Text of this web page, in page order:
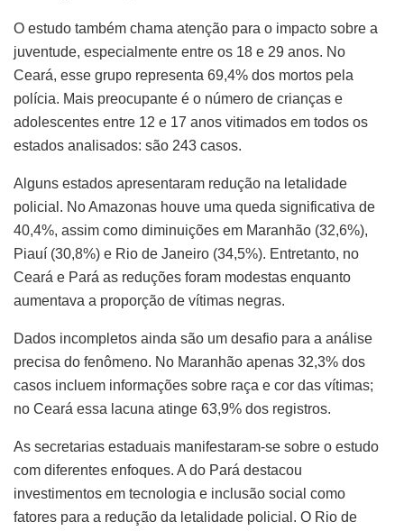
O estudo também chama atenção para o impacto sobre a
juventude, especialmente entre os 18 e 29 anos. No
Ceará, esse grupo representa 69,4% dos mortos pela
polícia. Mais preocupante é o número de crianças e
adolescentes entre 12 e 17 anos vitimados em todos os
estados analisados: são 243 casos.
Alguns estados apresentaram redução na letalidade
policial. No Amazonas houve uma queda significativa de
40,4%, assim como diminuições em Maranhão (32,6%),
Piauí (30,8%) e Rio de Janeiro (34,5%). Entretanto, no
Ceará e Pará as reduções foram modestas enquanto
aumentava a proporção de vítimas negras.
Dados incompletos ainda são um desafio para a análise
precisa do fenômeno. No Maranhão apenas 32,3% dos
casos incluem informações sobre raça e cor das vítimas;
no Ceará essa lacuna atinge 63,9% dos registros.
As secretarias estaduais manifestaram-se sobre o estudo
com diferentes enfoques. A do Pará destacou
investimentos em tecnologia e inclusão social como
fatores para a redução da letalidade policial. O Rio de